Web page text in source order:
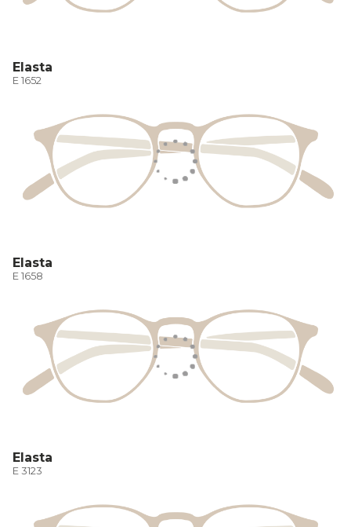
Elasta
E 1652
Elasta
E 1658
Elasta
E 3123